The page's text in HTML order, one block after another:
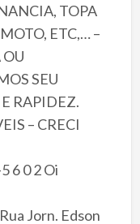
TOPA
ETC,… –
SEU
RAPIDEZ.
– CRECI
6 0 2 Oi
Jorn. Edson